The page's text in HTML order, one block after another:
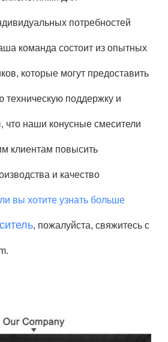
потребностей
команда состоит из опытных
которые могут предоставить
техническую поддержку и
что наши конусные смесители
клиентам повысить
и качество
вы хотите узнать больше
, пожалуйста, свяжитесь с